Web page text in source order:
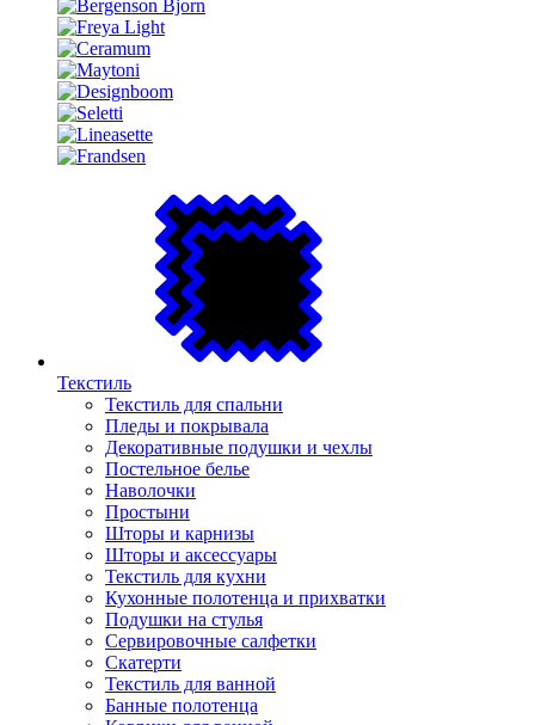
Текстиль
Текстиль для спальни
Пледы и покрывала
Декоративные подушки и чехлы
Постельное белье
Наволочки
Простыни
Шторы и карнизы
Шторы и аксессуары
Текстиль для кухни
Кухонные полотенца и прихватки
Подушки на стулья
Сервировочные салфетки
Скатерти
Текстиль для ванной
Банные полотенца